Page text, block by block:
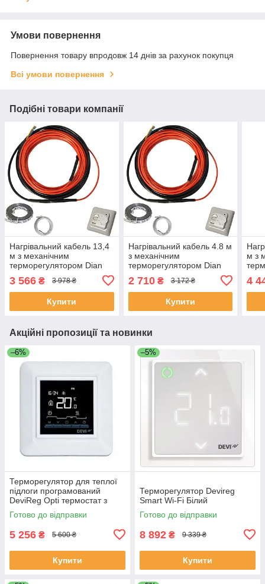
Умови повернення
Повернення товару впродовж 14 днів за рахунок покупця
Всі умови повернення
Подібні товари компанії
Нагрівальний кабель 13,4
м з механічним
терморегулятором Dian
кабельна підлога під
плитку
3 566 ₴ 3 978 ₴
Купити
Нагрівальний кабель 4.8 м
з механічним
терморегулятором Dian
кабельна підлога під
плитку
2 710₴ 3 172 ₴
Купити
м з
4
Акційні пропозиції та новинки
–6%
Терморегулятор для теплої
підлоги програмований
DeviReg Opti термостат з
виносним датчиком для дому
Готово до відправки
5 256 ₴ 5 600 ₴
Купити
–5%
Терморегулятор Devireg
Smart Wi-Fi Білий
Готово до відправки
8 892 ₴ 9 339 ₴
Купити